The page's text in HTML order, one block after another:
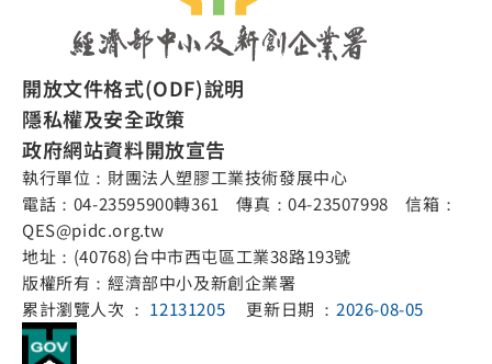
開放文件格式(ODF)說明
隱私權及安全政策
政府網站資料開放宣告
執行單位：財團法人塑膠工業技術發展中心
電話：04-23595900轉361 傳真：04-23507998 信箱：
QES@pidc.org.tw
地址：(40768)台中市西屯區工業38路193號
版權所有：經濟部中小及新創企業署
累計瀏覽人次 ： 12131205 更新日期 ：2026-08-05